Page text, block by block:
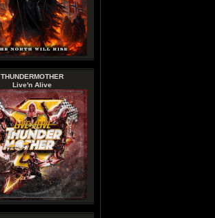
THUNDERMOTHER
Live'n Alive